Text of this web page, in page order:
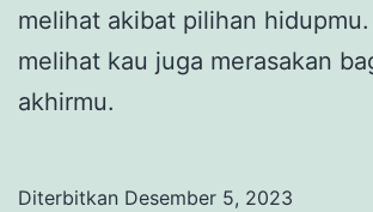
melihat akibat pilihan
melihat kau juga merasakan
akhirmu.
Diterbitkan Desember 5, 2023